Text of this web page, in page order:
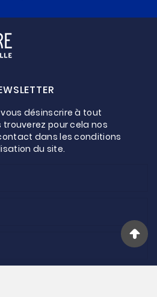
désinscrire à tout
trouverez pour cela nos
dans les conditions
du site.